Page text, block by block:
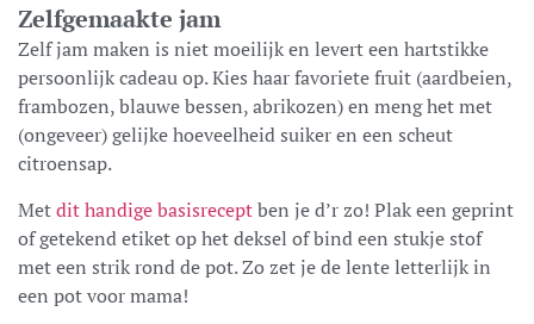
Zelfgemaakte jam
Zelf jam maken is niet moeilijk en levert een hartstikke
persoonlijk cadeau op. Kies haar favoriete fruit (aardbeien,
frambozen, blauwe bessen, abrikozen) en meng het met
(ongeveer) gelijke hoeveelheid suiker en een scheut
citroensap.
Metdit handige basisreceptben je d’r zo! Plak een geprint
of getekend etiket op het deksel of bind een stukje stof
met een strik rond de pot. Zo zet je de lente letterlijk in
een pot voor mama!